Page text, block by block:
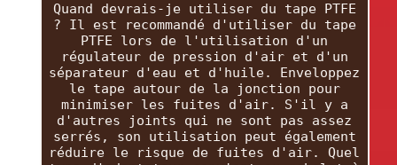
Quand devrais-je utiliser du tape PTFE
? Il est recommandé d'utiliser du tape
PTFE lors de l'utilisation d'un
régulateur de pression d'air et d'un
séparateur d'eau et d'huile. Enveloppez
le tape autour de la jonction pour
minimiser les fuites d'air. S'il y a
d'autres joints qui ne sont pas assez
serrés, son utilisation peut également
réduire le risque de fuites d'air. Quel